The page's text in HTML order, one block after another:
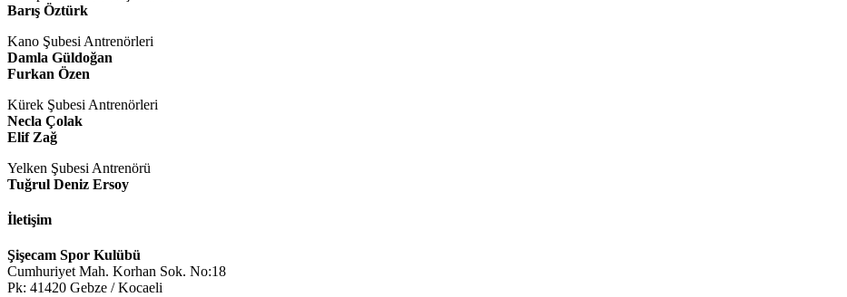
Barış Öztürk
Kano Şubesi Antrenörleri
Damla Güldoğan
Furkan Özen
Kürek Şubesi Antrenörleri
Necla Çolak
Elif Zağ
Yelken Şubesi Antrenörü
Tuğrul Deniz Ersoy
İletişim
Şişecam Spor Kulübü
Cumhuriyet Mah. Korhan Sok. No:18
Pk: 41420 Gebze / Kocaeli